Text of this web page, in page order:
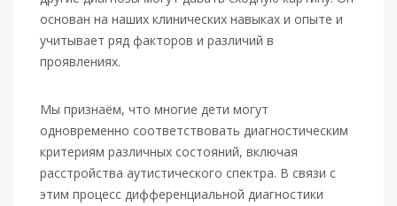
основан на наших клинических навыках и опыте и
учитывает ряд факторов и различий в
проявлениях.
Мы признаём, что многие дети могут
одновременно соответствовать диагностическим
критериям различных состояний, включая
расстройства аутистического спектра. В связи с
этим процесс дифференциальной диагностики